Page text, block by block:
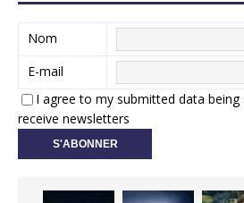
Nom
E-mail
I agree to my submitted data
receive newsletters